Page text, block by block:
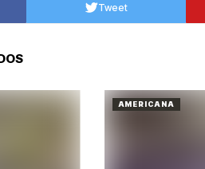
Tweet
AMERICANA